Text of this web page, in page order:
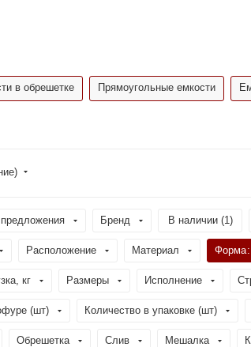
в обрешетке Прямоугольные емкости
Бренд В наличии (1)
Расположение Материал Форма
кг Размеры Исполнение
(шт) Количество в упаковке (шт)
Обрешетка Слив Мешалка